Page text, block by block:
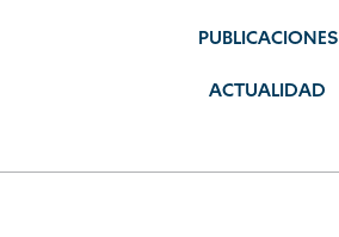
PUBLICACIONES
ACTUALIDAD